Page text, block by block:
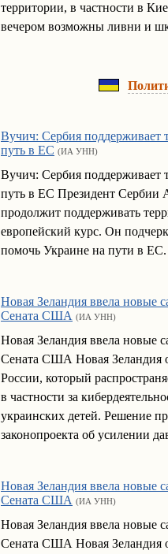
территории, в частности в
вечером возможны ливни и
Вучич: Сербия поддерживает
путь в ЕС (ИА УНН)
Вучич: Сербия поддерживает
путь в ЕС Президент Сербии
продолжит поддерживать
европейский курс. Он
помочь Украине на пути в ЕС.
Новая Зеландия ввела новые
Сената США (ИА УНН)
Новая Зеландия ввела новые
Сената США Новая Зеландия
России, который
в частности за
украинских детей. Решение
законопроекта об усилении
Новая Зеландия ввела новые
Сената США (ИА УНН)
Новая Зеландия ввела новые
Сената США Новая Зеландия